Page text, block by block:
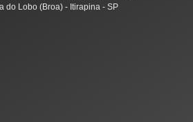
do Lobo (Broa) - Itirapina - SP